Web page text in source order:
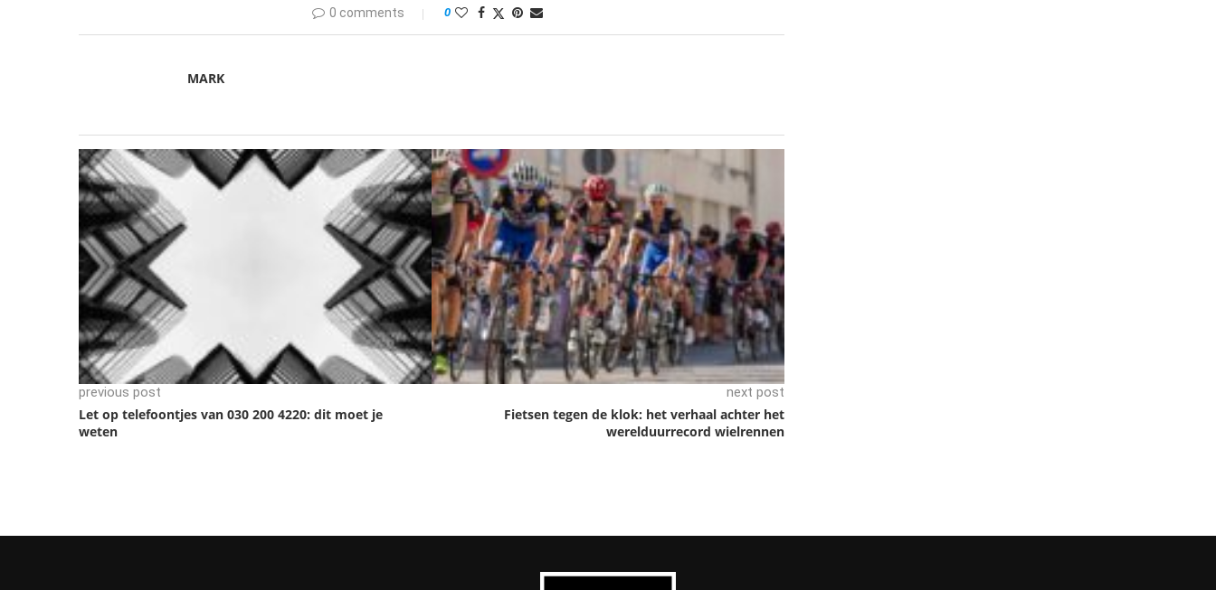
0 comments 0
MARK
previous post
Let op telefoontjes van 030 200 4220: dit moet je
weten
next post
Fietsen tegen de klok: het verhaal achter het
werelduurrecord wielrennen